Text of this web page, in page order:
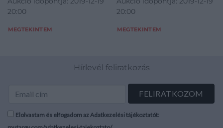
20:00
MEGTEKINTEM
20:00
MEGTEKINTEM
Hírlevél feliratkozás
Elolvastam és elfogadom az Adatkezelési tájékoztatót: